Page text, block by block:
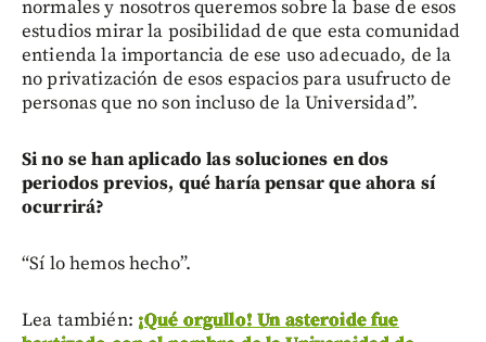
normales y nosotros queremos sobre la base de esos
estudios mirar la posibilidad de que esta comunidad
entienda la importancia de ese uso adecuado, de la
no privatización de esos espacios para usufructo de
personas que no son incluso de la Universidad”.
Si no se han aplicado las soluciones en dos
periodos previos, qué haría pensar que ahora sí
ocurrirá?
“Sí lo hemos hecho”.
Lea también: ¡Qué orgullo! Un asteroide fue